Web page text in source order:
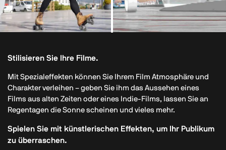
Stilisieren Sie Ihre Filme.
Mit Spezialeffekten können Sie Ihrem Film Atmosphäre und
Charakter verleihen – geben Sie ihm das Aussehen eines
Films aus alten Zeiten oder eines Indie-Films, lassen Sie an
Regentagen die Sonne scheinen und vieles mehr.
Spielen Sie mit künstlerischen Effekten, um Ihr Publikum
zu überraschen.